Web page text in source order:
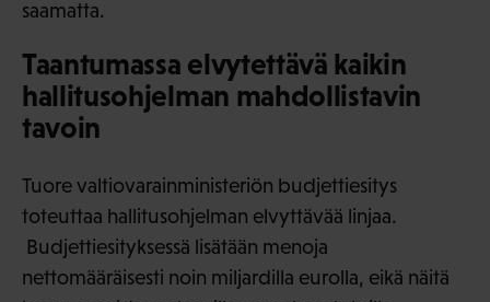
saamatta.
Taantumassa elvytettävä kaikin
hallitusohjelman mahdollistavin
tavoin
Tuore valtiovarainministeriön budjettiesitys
toteuttaa hallitusohjelman elvyttävää linjaa.
Budjettiesityksessä lisätään menoja
nettomääräisesti noin miljardilla eurolla, eikä näitä